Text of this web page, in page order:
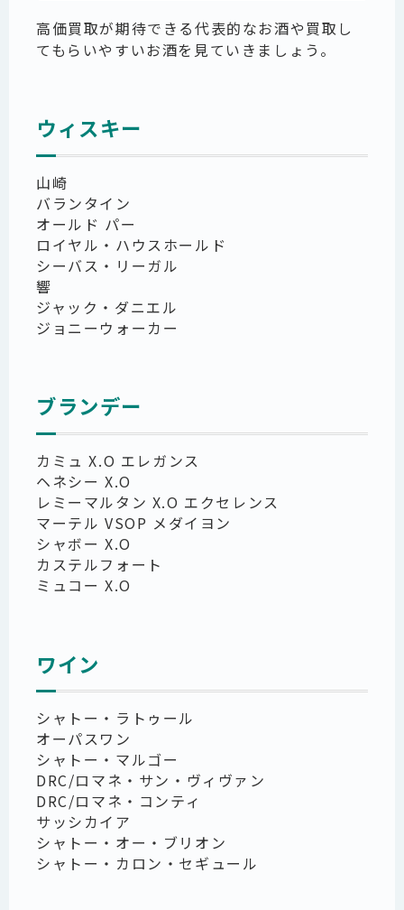
高価買取が期待できる代表的なお酒や買取し
てもらいやすいお酒を見ていきましょう。
ウィスキー
山崎
バランタイン
オールド パー
ロイヤル・ハウスホールド
シーバス・リーガル
響
ジャック・ダニエル
ジョニーウォーカー
ブランデー
カミュ X.O エレガンス
ヘネシー X.O
レミーマルタン X.O エクセレンス
マーテル VSOP メダイヨン
シャボー X.O
カステルフォート
ミュコー X.O
ワイン
シャトー・ラトゥール
オーパスワン
シャトー・マルゴー
DRC/ロマネ・サン・ヴィヴァン
DRC/ロマネ・コンティ
サッシカイア
シャトー・オー・ブリオン
シャトー・カロン・セギュール